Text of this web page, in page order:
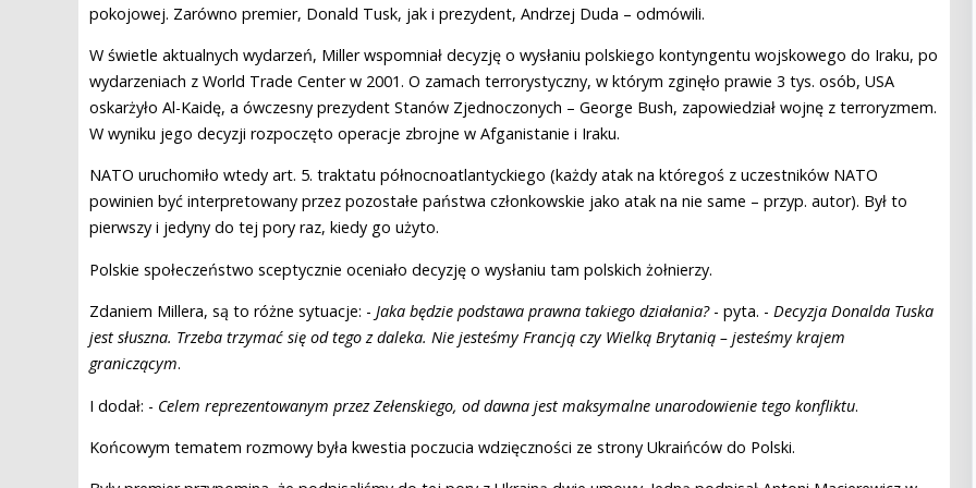
pokojowej. Zarówno premier, Donald Tusk, jak i prezydent, Andrzej Duda – odmówili.
W świetle aktualnych wydarzeń, Miller wspomniał decyzję o wysłaniu polskiego kontyngentu wojskowego do Iraku, po
wydarzeniach z World Trade Center w 2001. O zamach terrorystyczny, w którym zginęło prawie 3 tys. osób, USA
oskarżyło Al-Kaidę, a ówczesny prezydent Stanów Zjednoczonych – George Bush, zapowiedział wojnę z terroryzmem.
W wyniku jego decyzji rozpoczęto operacje zbrojne w Afganistanie i Iraku.
NATO uruchomiło wtedy art. 5. traktatu północnoatlantyckiego (każdy atak na któregoś z uczestników NATO
powinien być interpretowany przez pozostałe państwa członkowskie jako atak na nie same – przyp. autor). Był to
pierwszy i jedyny do tej pory raz, kiedy go użyto.
Polskie społeczeństwo sceptycznie oceniało decyzję o wysłaniu tam polskich żołnierzy.
Zdaniem Millera, są to różne sytuacje: - Jaka będzie podstawa prawna takiego działania?- pyta. - Decyzja Donalda Tuska
jest słuszna. Trzeba trzymać się od tego z daleka. Nie jesteśmy Francją czy Wielką Brytanią – jesteśmy krajem
graniczącym.
I dodał: - Celem reprezentowanym przez Zełenskiego, od dawna jest maksymalne unarodowienie tego konfliktu.
Końcowym tematem rozmowy była kwestia poczucia wdzięczności ze strony Ukraińców do Polski.